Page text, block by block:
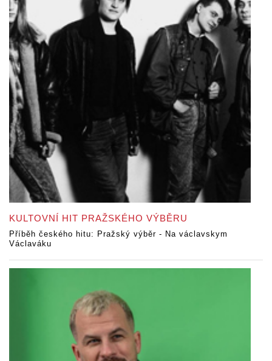
KULTOVNÍ HIT PRAŽSKÉHO VÝBĚRU
Příběh českého hitu: Pražský výběr - Na václavskym
Václaváku